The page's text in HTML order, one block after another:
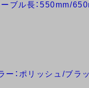
ブル長：550mm/
ー：ポリッシュ/ブラ